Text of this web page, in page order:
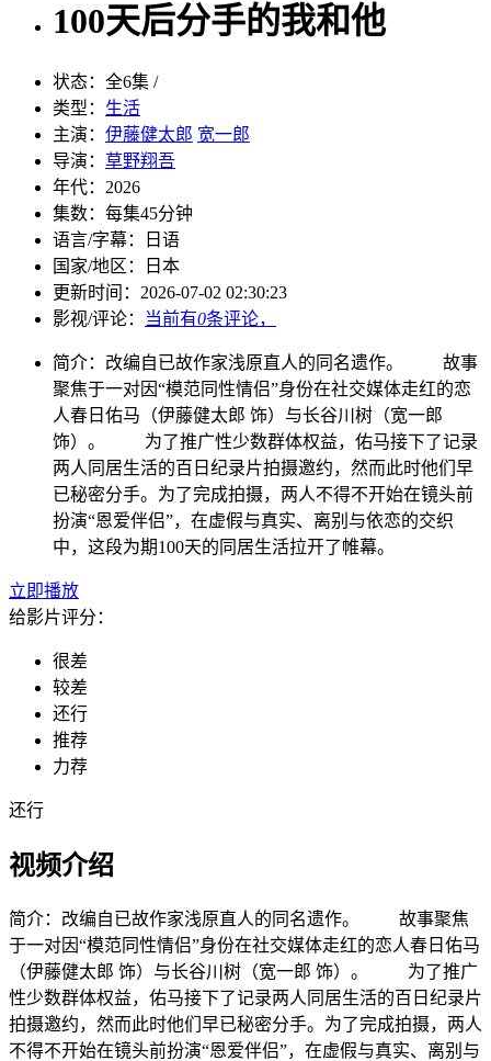
100天后分手的我和他
状态： 全6集 /
类型： 生活
主演： 伊藤健太郎 宽一郎
导演： 草野翔吾
年代： 2026
集数： 每集45分钟
语言/字幕：
日语
国家/地区：
日本
更新时间： 2026-07-02 02:30:23
影视/评论：
当前有0条评论，
简介： 改编自已故作家浅原直人的同名遗作。 故事
聚焦于一对因“模范同性情侣”身份在社交媒体走红的恋
人春日佑马（伊藤健太郎 饰）与长谷川树（宽一郎
饰）。 为了推广性少数群体权益，佑马接下了记录
两人同居生活的百日纪录片拍摄邀约，然而此时他们早
已秘密分手。为了完成拍摄，两人不得不开始在镜头前
扮演“恩爱伴侣”，在虚假与真实、离别与依恋的交织
中，这段为期100天的同居生活拉开了帷幕。
立即播放
给影片评分：
很差
较差
还行
推荐
力荐
还行
视频介绍
简介： 改编自已故作家浅原直人的同名遗作。 故事聚焦
于一对因“模范同性情侣”身份在社交媒体走红的恋人春日佑马
（伊藤健太郎 饰）与长谷川树（宽一郎 饰）。 为了推广
性少数群体权益，佑马接下了记录两人同居生活的百日纪录片
拍摄邀约，然而此时他们早已秘密分手。为了完成拍摄，两人
不得不开始在镜头前扮演“恩爱伴侣”，在虚假与真实、离别与